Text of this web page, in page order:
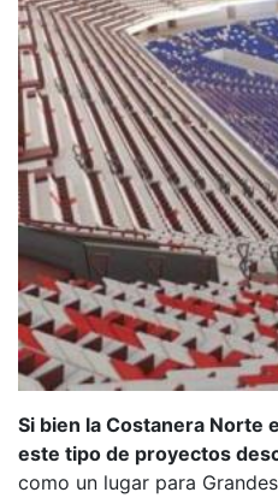
Si bien la Costanera Norte
este tipo de proyectos
como un lugar para